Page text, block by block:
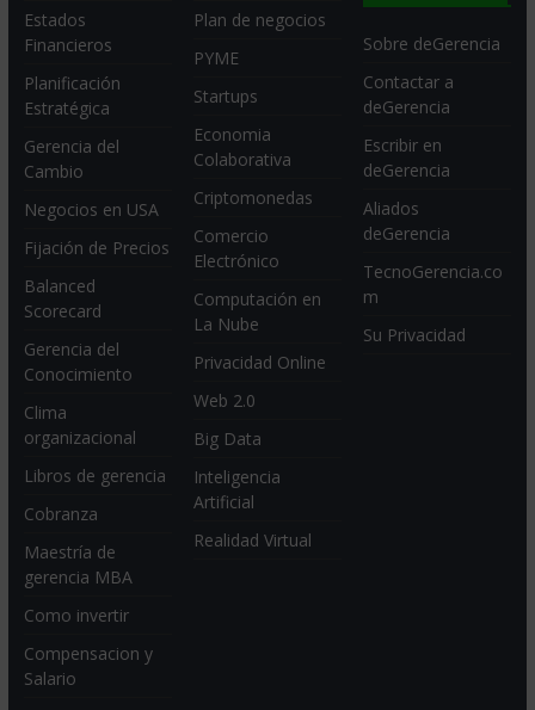
Estados
Financieros
Planificación
Estratégica
Gerencia del
Cambio
Negocios en USA
Fijación de Precios
Balanced
Scorecard
Gerencia del
Conocimiento
Clima
organizacional
Libros de gerencia
Cobranza
Maestría de
gerencia MBA
Como invertir
Compensacion y
Salario
Plan de negocios
PYME
Startups
Economia
Colaborativa
Criptomonedas
Comercio
Electrónico
Computación en
La Nube
Privacidad Online
Web 2.0
Big Data
Inteligencia
Artificial
Realidad Virtual
Sobre deGerencia
Contactar a
deGerencia
Escribir en
deGerencia
Aliados
deGerencia
TecnoGerencia.co
m
Su Privacidad